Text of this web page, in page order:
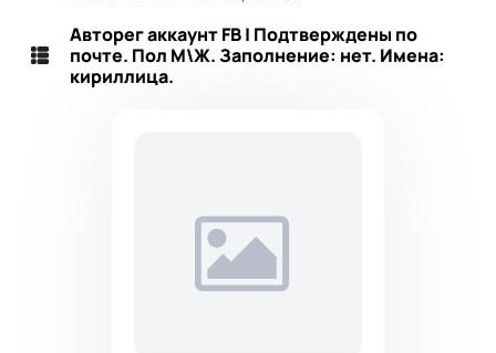
Авторег аккаунт FB | Подтверждены по
почте. Пол М\Ж. Заполнение: нет. Имена:
кириллица.